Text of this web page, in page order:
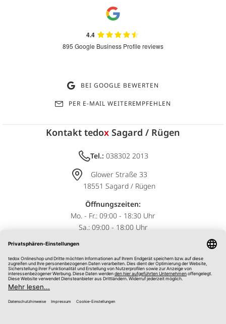
4.4
895 Google Business Profile reviews
BEI GOOGLE BEWERTEN
PER E-MAIL WEITEREMPFEHLEN
Kontakt tedox Sagard / Rügen
Tel.: 038302 2013
Glower Straße 33
18551 Sagard / Rügen
Öffnungszeiten:
Mo. - Fr.: 09:00 - 18:30 Uhr
Sa.: 09:00 - 18:00 Uhr
Impressum
AGB
Datenschutz